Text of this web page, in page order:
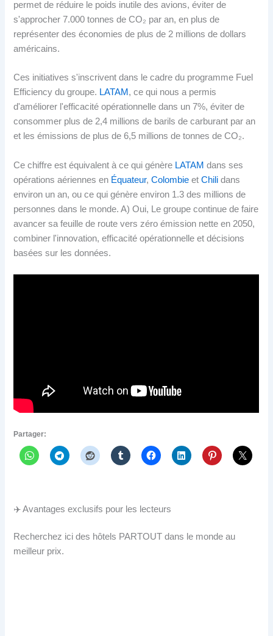
permet de réduire le poids inutile des avions, éviter de
s'approcher 7.000 tonnes de CO₂ par an, en plus de
représenter des économies de plus de 2 millions de dollars
américains.
Ces initiatives s'inscrivent dans le cadre du programme Fuel
Efficiency du groupe. LATAM , ce qui nous a permis
d'améliorer l'efficacité opérationnelle dans un 7%, éviter de
consommer plus de 2,4 millions de barils de carburant par an
et les émissions de plus de 6,5 millions de tonnes de CO₂.
Ce chiffre est équivalent à ce qui génère LATAM dans ses
opérations aériennes en Équateur,Colombie etChili dans
environ un an, ou ce qui génère environ 1.3 des millions de
personnes dans le monde. A) Oui, Le groupe continue de faire
avancer sa feuille de route vers zéro émission nette en 2050,
combiner l'innovation, efficacité opérationnelle et décisions
basées sur les données.
Partager:
✈️ Avantages exclusifs pour les lecteurs
Recherchez ici des hôtels PARTOUT dans le monde au
meilleur prix.